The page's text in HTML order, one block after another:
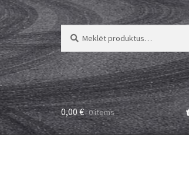
Meklēt:
Meklēt
0,00€ 0 items